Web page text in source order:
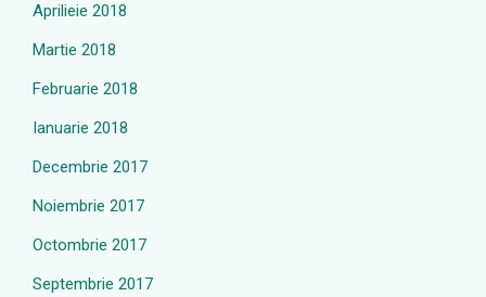
Aprilieie 2018
Martie 2018
Februarie 2018
Ianuarie 2018
Decembrie 2017
Noiembrie 2017
Octombrie 2017
Septembrie 2017